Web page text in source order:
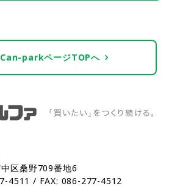
Can-parkページTOPへ
区桑野709番地6
4511 / FAX: 086-277-4512